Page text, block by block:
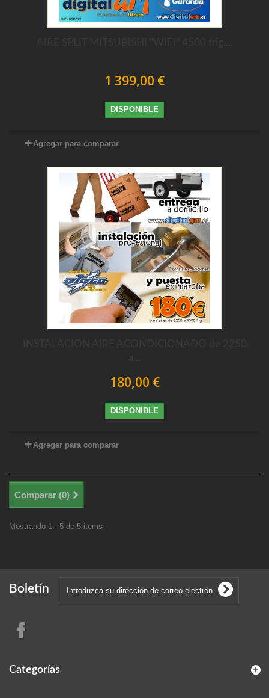
1 399,00 €
DISPONIBLE
Agregar para comparar
180,00 €
DISPONIBLE
Agregar para comparar
Comparar (0)
Mostrando 1 - 5 de 5 items
Boletín
Categorías